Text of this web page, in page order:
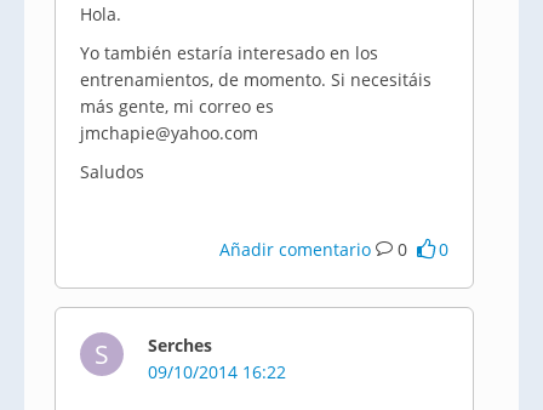
Hola.
Yo también estaría interesado en los
entrenamientos, de momento. Si necesitáis
más gente, mi correo es
jmchapie@yahoo.com
Saludos
Añadir comentario 0 0
S
Serches
09/10/2014 16:22